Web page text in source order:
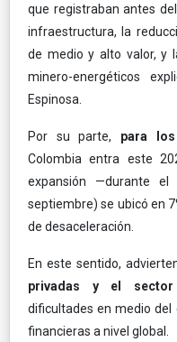
que registraban antes
infraestructura, la
de medio y alto valor, y
minero-energéticos
Espinosa.
Por su parte, para
Colombia entra este
expansión —durante
septiembre) se ubicó en
de desaceleración.
En este sentido,
privadas y el sector
dificultades en medio del
financieras a nivel global.